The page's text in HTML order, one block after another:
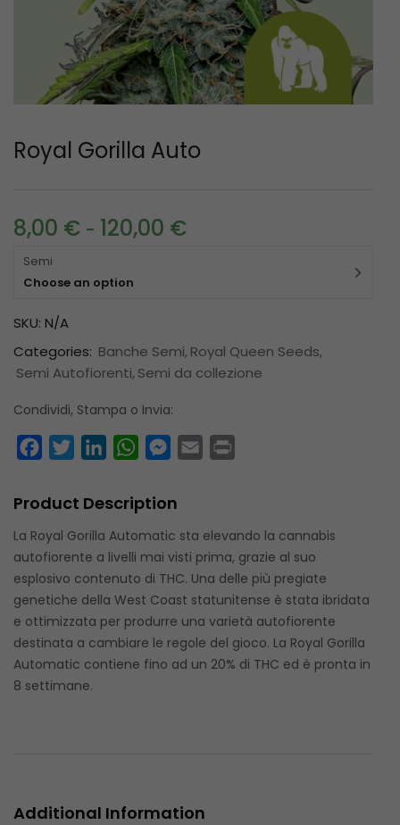
Royal Gorilla Auto
8,00 € - 120,00 €
Semi
Choose an option
SKU: N/A
Categories: Banche Semi Royal Queen Seeds
Semi Autofiorenti Semi da collezione
Condividi, Stampa o Invia:
FacebookTwitterLinkedInWhatsAppMessenger
Email
Product Description
La Royal Gorilla Automatic sta elevando la cannabis
autofiorente a livelli mai visti prima, grazie al suo
esplosivo contenuto di THC. Una delle più pregiate
genetiche della West Coast statunitense è stata ibridata
e ottimizzata per produrre una varietà autofiorente
destinata a cambiare le regole del gioco. La Royal Gorilla
Automatic contiene fino ad un 20% di THC ed è pronta in
8 settimane.
Additional Information